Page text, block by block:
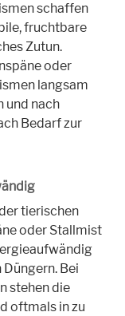
schaffen
fruchtbare
Zutun.
oder
langsam
und nach
Bedarf zur
tierischen
oder Stallmist
Bei
stehen die
oftmals in zu